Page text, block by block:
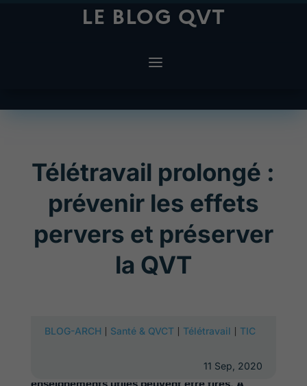
LE BLOG QVT
Télétravail prolongé :
prévenir les effets
pervers et préserver
la QVT
BLOG-ARCH | Santé & QVCT| Télétravail | TIC
11 Sep, 2020
ont été mis en situation de télétravail prolongé
de multiples contraintes dont de nombreux